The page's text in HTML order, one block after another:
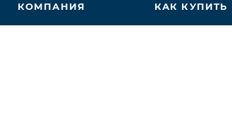
КОМПАНИЯ КАК КУПИТЬ